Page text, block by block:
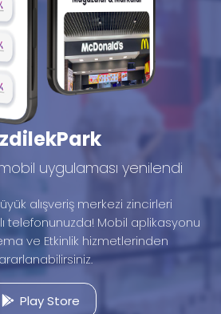
uygulaması yenilendi
alışveriş merkezi zincirleri
telefonunuzda! Mobil aplikasyonu
ve Etkinlik hizmetlerinden
Play Store